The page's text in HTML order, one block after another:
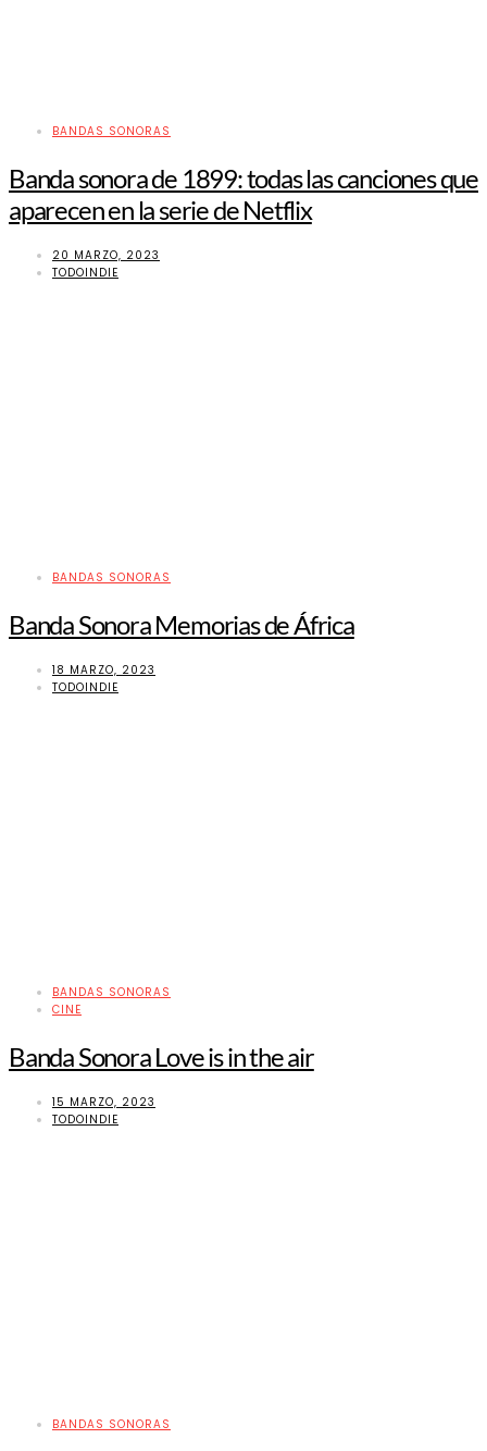
BANDAS SONORAS
Banda sonora de 1899: todas las canciones que
aparecen en la serie de Netflix
20 MARZO, 2023
TODOINDIE
BANDAS SONORAS
Banda Sonora Memorias de África
18 MARZO, 2023
TODOINDIE
BANDAS SONORAS
CINE
Banda Sonora Love is in the air
15 MARZO, 2023
TODOINDIE
BANDAS SONORAS